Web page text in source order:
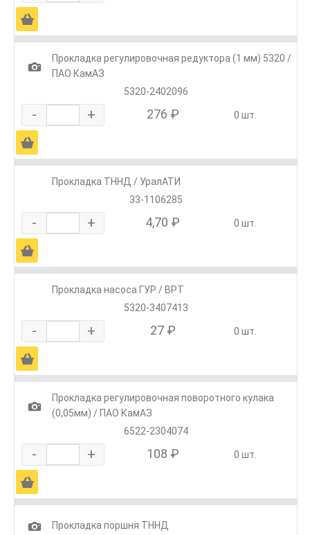
Ä
1
Прокладка регулировочная редуктора (1 мм) 5320 /
ПАО КамАЗ
5320-2402096
- + 276 ₽ 0 шт.
Ä
Прокладка ТННД / УралАТИ
33-1106285
- + 4,70 ₽ 0 шт.
Ä
Прокладка насоса ГУР / ВРТ
5320-3407413
- + 27 ₽ 0 шт.
Ä
1
Прокладка регулировочная поворотного кулака
(0,05мм) / ПАО КамАЗ
6522-2304074
- + 108 ₽ 0 шт.
Ä
1
Прокладка поршня ТННД